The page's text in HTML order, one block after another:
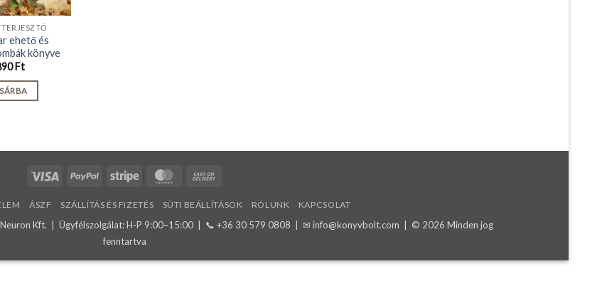
ehető és
könyve
Ft
Visa PayPal Stripe MasterCard
Delivery
ÁSZF SZÁLLÍTÁS ÉS FIZETÉS SÜTI BEÁLLÍTÁSOK RÓLUNK KAPCSOLAT
Kft. | Ügyfélszolgálat: H-P 9:00–15:00 | 📞 +36 30 579 0808 | ✉ info@konyvbolt.com | © 2026 Minden jog
fenntartva